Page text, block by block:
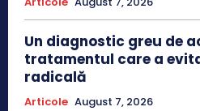
Un diagnostic greu de
tratamentul care a
radicală
Articole August 7, 2026